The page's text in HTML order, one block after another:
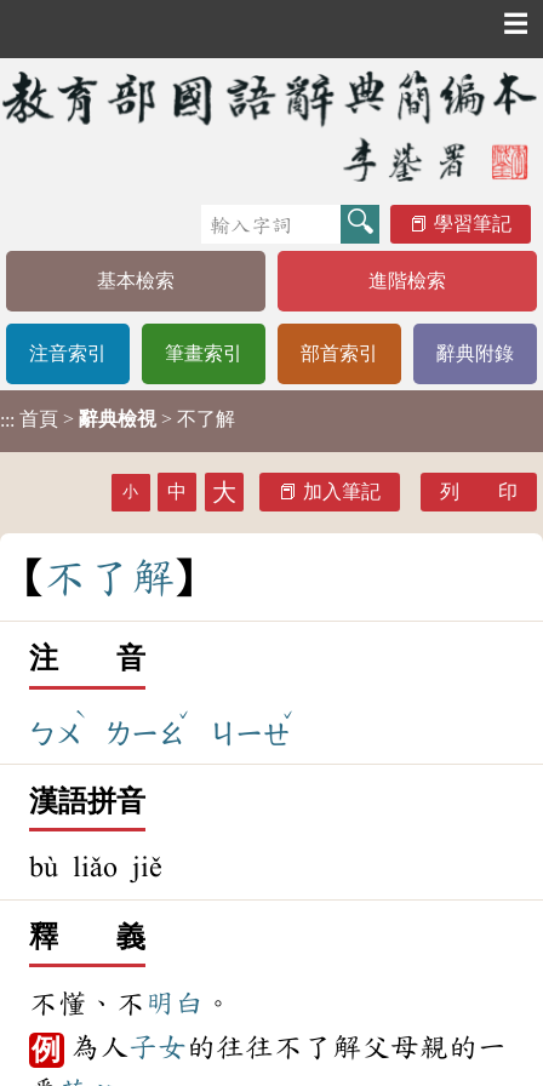
☰
學習筆記
基本檢索 進階檢索
注音索引 筆畫索引 部首索引 辭典附錄
::: 首頁 > 辭典檢視 > 不了解
小 中 大 加入筆記 列 印
不 了 解
注 音
ㄅㄨ
ˋ
ㄌㄧㄠ
ˇ
ㄐㄧㄝ
ˇ
漢語拼音
bù liǎo jiě
釋 義
不懂、不 明白 。
例 為人子女的往往不了解父母親的一